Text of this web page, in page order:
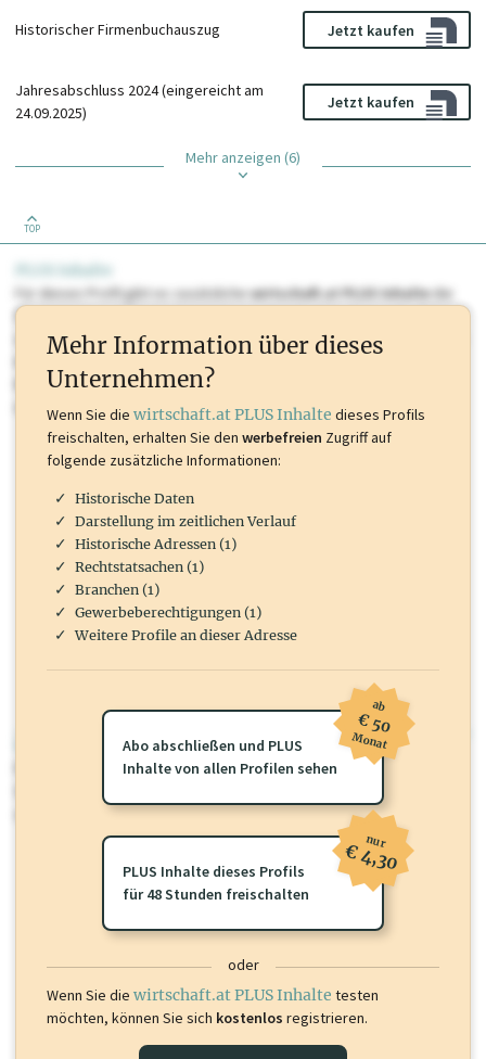
Historischer Firmenbuchauszug Jetzt kaufen
Jahresabschluss 2024 (eingereicht am
24.09.2025)
Jetzt kaufen
Mehr anzeigen (6)
TOP
PLUS Inhalte
Für dieses Profil gibt es zusätzlichewirtschaft.at PLUS Inhaltedie
Sie momentan nicht einsehen können. Schalten Sie dieses Profil frei
oder loggen Sie sich ein um diese Inhalte zu sehen. wirtschaft.at PLUS
Marken, Patente, Rechtstatsachen, OTS-Aussendungen, und viele
mehr.
wirtschaft.at PLUS
Für dieses Profil gibt es zusätzlichewirtschaft.at PLUS Inhalte
oder loggen Sie sich ein um diese Inhalte zu sehen.
Mehr Information über dieses
Unternehmen?
Wenn Sie die wirtschaft.at PLUS Inhalte dieses Profils
freischalten, erhalten Sie den werbefreien Zugriff auf
folgende zusätzliche Informationen:
Historische Daten
Darstellung im zeitlichen Verlauf
Historische Adressen (1)
Rechtstatsachen (1)
Branchen (1)
Gewerbeberechtigungen (1)
Weitere Profile an dieser Adresse
Abo abschließen und PLUS
Inhalte von allen Profilen sehen
ab
€ 50
Monat
PLUS Inhalte dieses Profils
für 48 Stunden freischalten
nur
€ 4,30
oder
Wenn Sie die wirtschaft.at PLUS Inhalte testen
möchten, können Sie sich kostenlos registrieren.